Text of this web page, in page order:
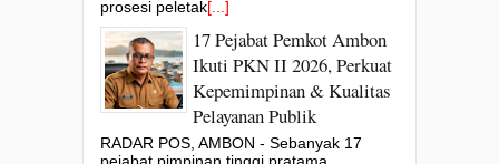
prosesi peletak[...]
17 Pejabat Pemkot Ambon
Ikuti PKN II 2026, Perkuat
Kepemimpinan & Kualitas
Pelayanan Publik
RADAR POS, AMBON - Sebanyak 17